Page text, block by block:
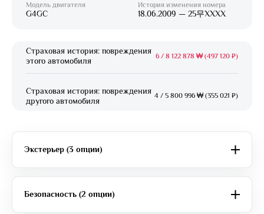
Модель двигателя
G4GC
История изменения номера
18.06.2009 — 25무XXXX
Страховая история: повреждения
этого автомобиля
6 / 8 122 878 ₩ (497 120 ₽)
Страховая история: повреждения
другого автомобиля
4 / 5 800 996 ₩ (355 021 ₽)
Экстерьер (3 опции)
Безопасность (2 опции)